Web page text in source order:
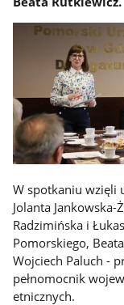
W spotkaniu wzięli
Jolanta
Radzimińska i
Pomorskiego,
Wojciech Paluch -
pełnomocnik
etnicznych.